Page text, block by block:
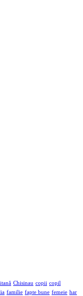
Chisinau copii copil
familie fapte bune femeie har